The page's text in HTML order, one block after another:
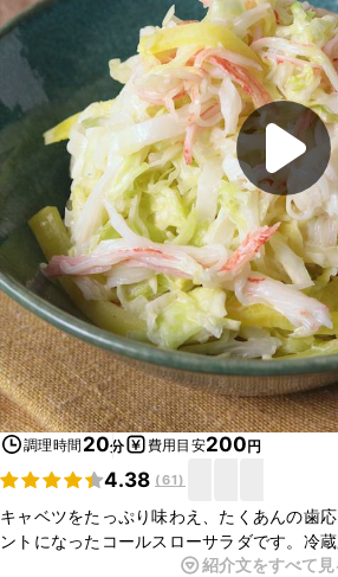
調理時間 20分 費用目安200円
4.38 (61)
キャベツをたっぷり味わえ、たくあんの歯
ントになったコールスローサラダです。冷
ので、とっても嬉しい一品です。ボリュー
紹介文をすべて見